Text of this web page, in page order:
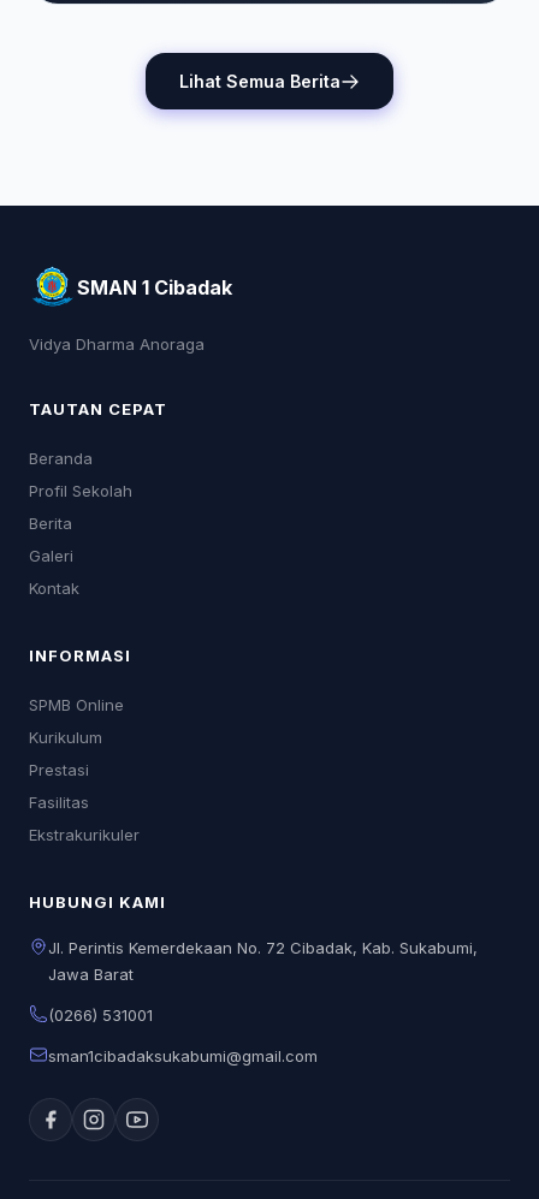
Lihat Semua Berita
SMAN 1 Cibadak
Vidya Dharma Anoraga
TAUTAN CEPAT
Beranda
Profil Sekolah
Berita
Galeri
Kontak
INFORMASI
SPMB Online
Kurikulum
Prestasi
Fasilitas
Ekstrakurikuler
HUBUNGI KAMI
Jl. Perintis Kemerdekaan No. 72 Cibadak, Kab. Sukabumi,
Jawa Barat
(0266) 531001
sman1cibadaksukabumi@gmail.com